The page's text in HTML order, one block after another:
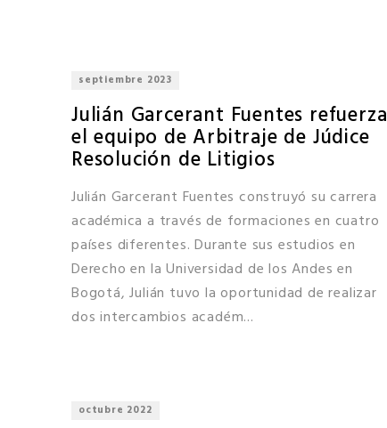
septiembre 2023
Julián Garcerant Fuentes refuerza
el equipo de Arbitraje de Júdice
Resolución de Litigios
Julián Garcerant Fuentes construyó su carrera
académica a través de formaciones en cuatro
países diferentes. Durante sus estudios en
Derecho en la Universidad de los Andes en
Bogotá, Julián tuvo la oportunidad de realizar
dos intercambios académ...
octubre 2022